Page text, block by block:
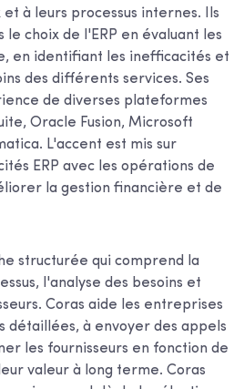
à leurs processus internes. Ils
le choix de l'ERP en évaluant les
en identifiant les inefficacités et
des différents services. Ses
de diverses plateformes
Oracle Fusion, Microsoft
L'accent est mis sur
ERP avec les opérations de
la gestion financière et de
structurée qui comprend la
l'analyse des besoins et
Coras aide les entreprises
détaillées, à envoyer des appels
les fournisseurs en fonction de
valeur à long terme. Coras